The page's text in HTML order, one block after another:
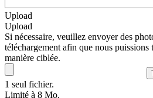
Upload
Upload
Si nécessaire, veuillez envoyer des
téléchargement afin que nous puissions
manière ciblée.
1 seul fichier.
Limité à 8 Mo.